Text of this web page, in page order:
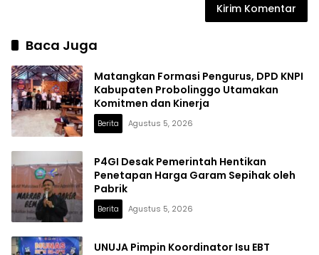
Baca Juga
Matangkan Formasi Pengurus, DPD KNPI
Kabupaten Probolinggo Utamakan
Komitmen dan Kinerja
Berita Agustus 5, 2026
P4GI Desak Pemerintah Hentikan
Penetapan Harga Garam Sepihak oleh
Pabrik
Berita Agustus 5, 2026
UNUJA Pimpin Koordinator Isu EBT